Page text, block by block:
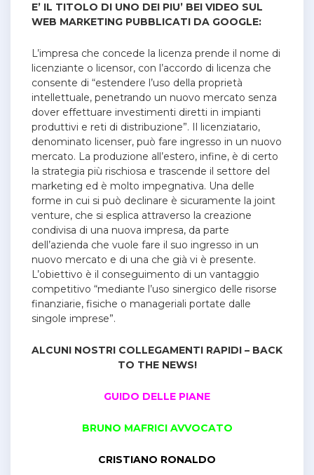
E’ IL TITOLO DI UNO DEI PIU’ BEI VIDEO SUL
WEB MARKETING PUBBLICATI DA GOOGLE:
L’impresa che concede la licenza prende il nome di
licenziante o licensor, con l’accordo di licenza che
consente di “estendere l’uso della proprietà
intellettuale, penetrando un nuovo mercato senza
dover effettuare investimenti diretti in impianti
produttivi e reti di distribuzione”. Il licenziatario,
denominato licenser, può fare ingresso in un nuovo
mercato. La produzione all’estero, infine, è di certo
la strategia più rischiosa e trascende il settore del
marketing ed è molto impegnativa. Una delle
forme in cui si può declinare è sicuramente la joint
venture, che si esplica attraverso la creazione
condivisa di una nuova impresa, da parte
dell’azienda che vuole fare il suo ingresso in un
nuovo mercato e di una che già vi è presente.
L’obiettivo è il conseguimento di un vantaggio
competitivo “mediante l’uso sinergico delle risorse
finanziarie, fisiche o manageriali portate dalle
singole imprese”.
ALCUNI NOSTRI COLLEGAMENTI RAPIDI – BACK
TO THE NEWS!
GUIDO DELLE PIANE
BRUNO MAFRICI AVVOCATO
CRISTIANO RONALDO